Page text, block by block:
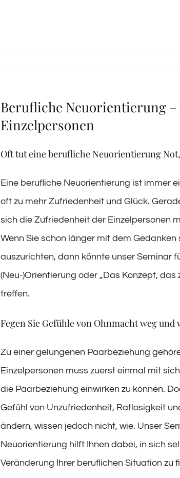
Berufliche Neuorientierung
Einzelpersonen
Oft tut eine berufliche Neuorientierung
Eine berufliche Neuorientierung ist immer
oft zu mehr Zufriedenheit und Glück.
sich die Zufriedenheit der Einzelpersonen
Wenn Sie schon länger mit dem Gedanken
auszurichten, dann könnte unser Seminar
(Neu-)Orientierung oder „Das Konzept,
treffen.
Fegen Sie Gefühle von Ohnmacht weg und
Zu einer gelungenen Paarbeziehung
Einzelpersonen muss zuerst einmal mit
die Paarbeziehung einwirken zu können.
Gefühl von Unzufriedenheit, Ratlosigkeit
ändern, wissen jedoch nicht, wie. Unser
Neuorientierung hilft Ihnen dabei, in sich
Veränderung Ihrer beruflichen Situation zu